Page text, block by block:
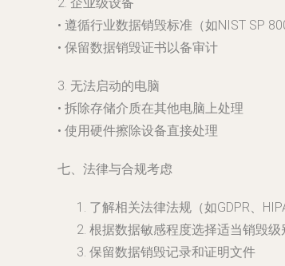
• 遵循行业数据销毁标准（如NIST SP
• 保留数据销毁证书以备审计
3. 无法启动的电脑
• 拆除存储介质在其他电脑上处理
• 使用硬件擦除设备直接处理
七、法律与合规考虑
了解相关法律法规（如GDPR、
根据数据敏感程度选择适当销毁级
保留数据销毁记录和证明文件